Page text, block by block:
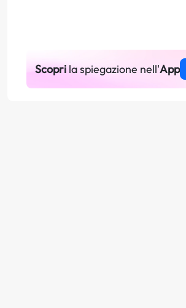
Scoprila spiegazione nell'App